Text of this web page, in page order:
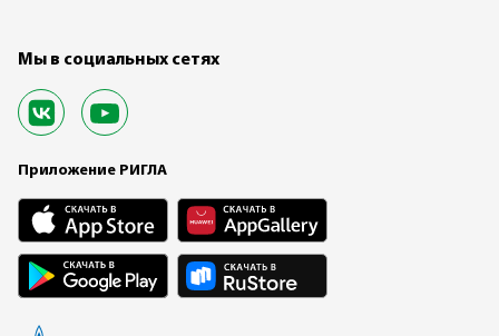
Мы в социальных сетях
Приложение РИГЛА